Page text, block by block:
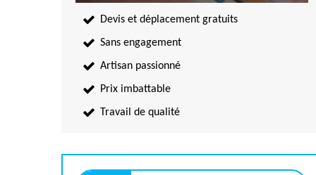
Devis et déplacement gratuits
Sans engagement
Artisan passionné
Prix imbattable
Travail de qualité